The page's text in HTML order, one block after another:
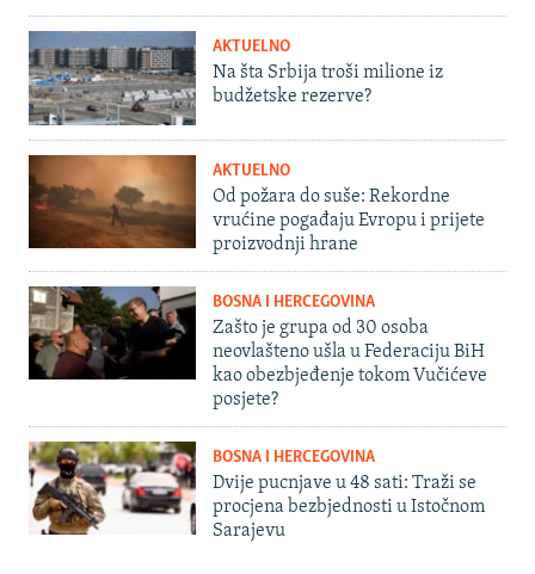
AKTUELNO
Na šta Srbija troši milione iz
budžetske rezerve?
AKTUELNO
Od požara do suše: Rekordne
vrućine pogađaju Evropu i prijete
proizvodnji hrane
BOSNA I HERCEGOVINA
Zašto je grupa od 30 osoba
neovlašteno ušla u Federaciju BiH
kao obezbjeđenje tokom Vučićeve
posjete?
BOSNA I HERCEGOVINA
Dvije pucnjave u 48 sati: Traži se
procjena bezbjednosti u Istočnom
Sarajevu